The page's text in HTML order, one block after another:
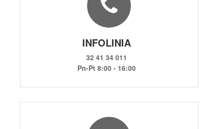
INFOLINIA
32 41 34 011
Pn-Pt 8:00 - 16:00